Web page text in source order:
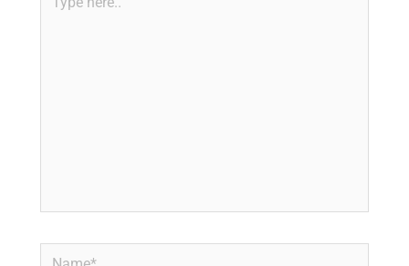
Name*